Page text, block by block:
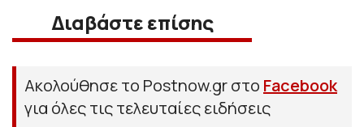
Διαβάστε επίσης
Ακολούθησε το Postnow.gr στο Facebook
για όλες τις τελευταίες ειδήσεις